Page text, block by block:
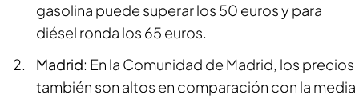
gasolina puede superar los 50 euros y para
diésel ronda los 65 euros.
Madrid: En la Comunidad de Madrid, los precios
también son altos en comparación con la media